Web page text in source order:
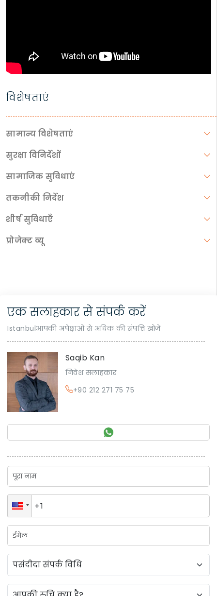
विशेषताएं
सामान्य विशेषताएं
सुरक्षा विनिर्देशों
सामाजिक सुविधाएं
तकनीकी निर्देश
शीर्ष सुविधाएँ
प्रोजेक्ट व्यू
एक सलाहकार से संपर्क करें
Istanbulआपकी अपेक्षाओं से अधिक की संपत्ति खोजें
Saqib Kan
निवेश सलाहकार
+90 212 271 75 75